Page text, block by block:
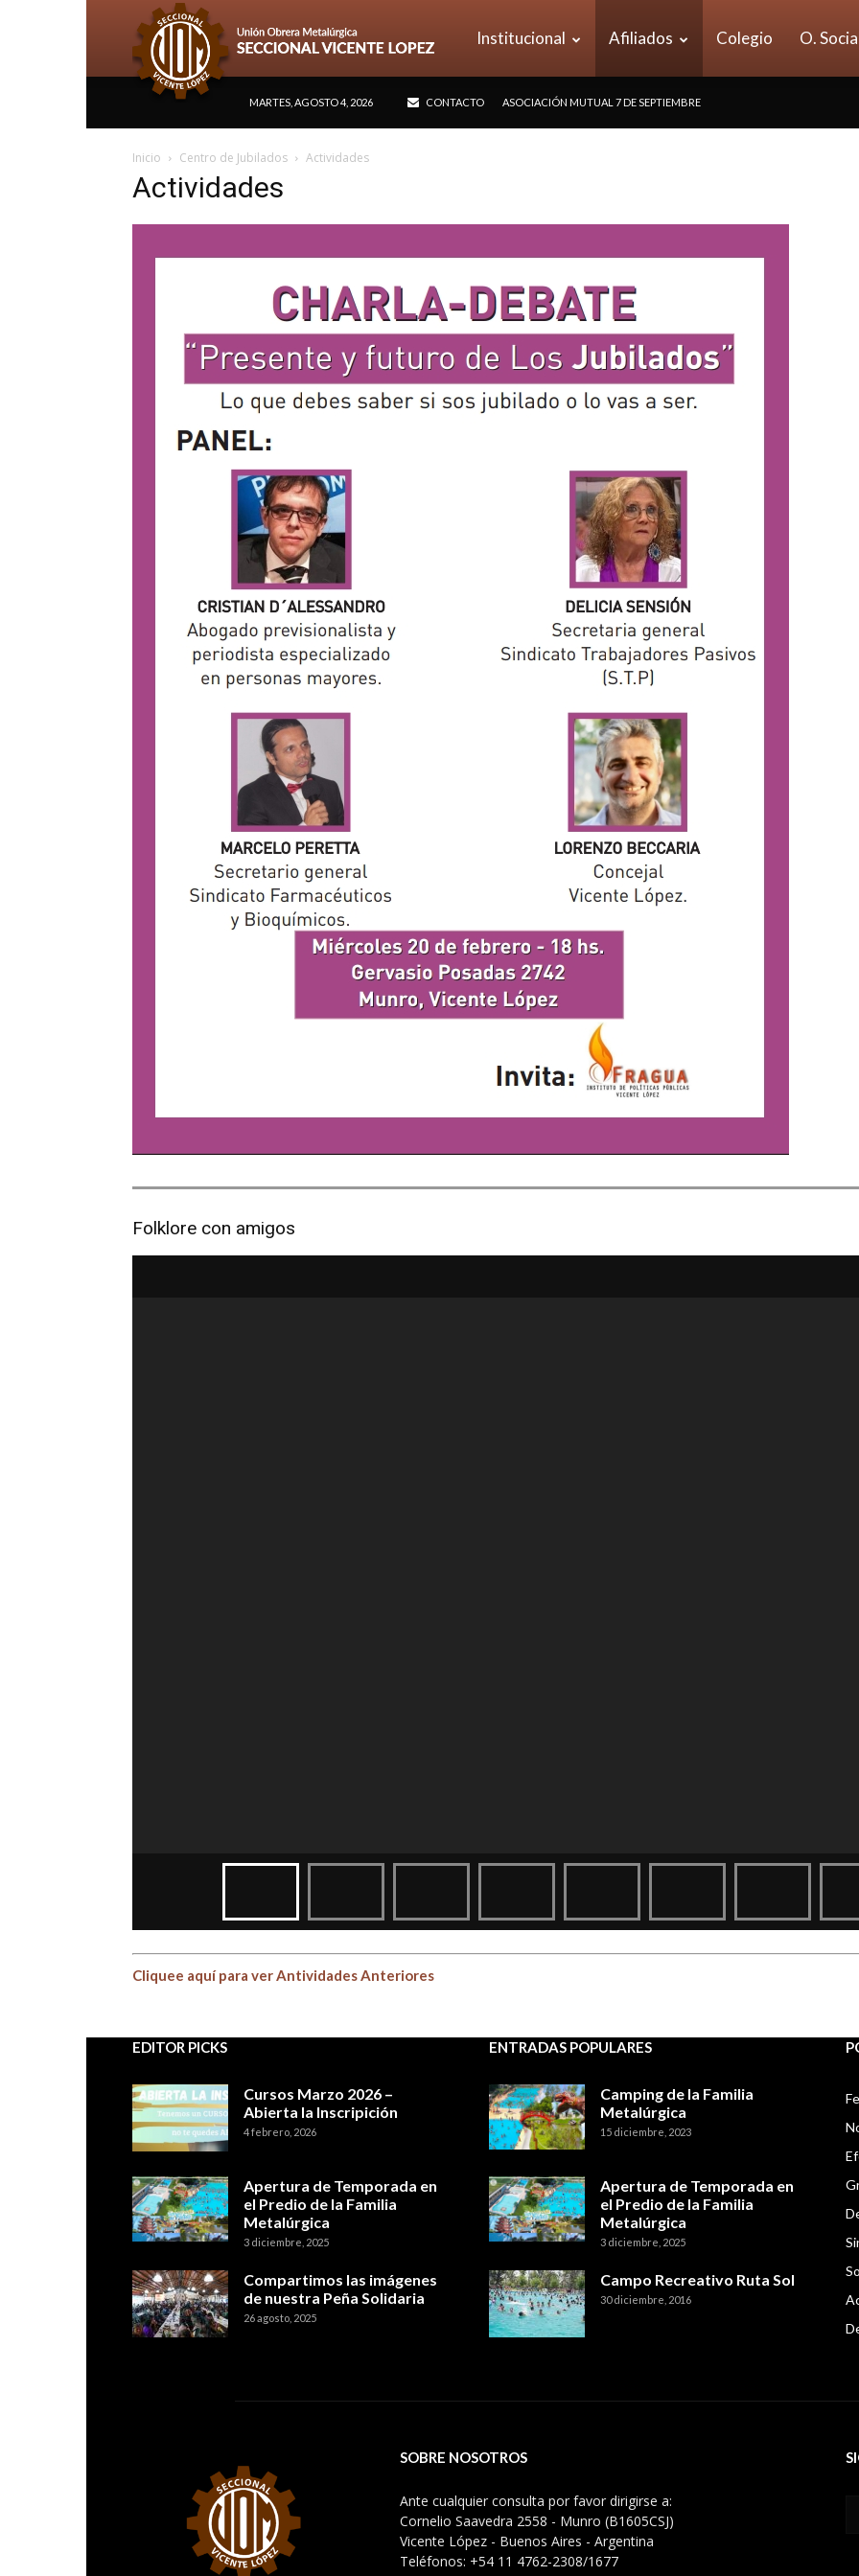
UOM
Institucional Afiliados Colegio O.
MARTES, AGOSTO 4, 2026 CONTACTO ASOCIACIÓN MUTUAL 7 DE SEPTIEMBRE
Inicio Centro de Jubilados Actividades
Actividades
Folklore con amigos
Cliquee aquí para ver Antividades Anteriores
EDITOR PICKS
Cursos Marzo 2026 –
Abierta la Inscripición
4 febrero, 2026
Apertura de Temporada en
el Predio de la Familia
Metalúrgica
3 diciembre, 2025
Compartimos las imágenes
de nuestra Peña Solidaria
26 agosto, 2025
ENTRADAS POPULARES
Camping de la Familia
Metalúrgica
15 diciembre, 2023
Apertura de Temporada en
el Predio de la Familia
Metalúrgica
3 diciembre, 2025
Campo Recreativo Ruta Sol
30 diciembre, 2016
SOBRE NOSOTROS
Ante cualquier consulta por favor dirigirse a:
Cornelio Saavedra 2558 - Munro (B1605CSJ)
Vicente López - Buenos Aires - Argentina
Teléfonos: +54 11 4762-2308/1677